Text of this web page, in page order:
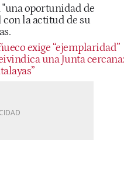
"una oportunidad de
la actitud de su
exige “ejemplaridad”
una Junta cercana: